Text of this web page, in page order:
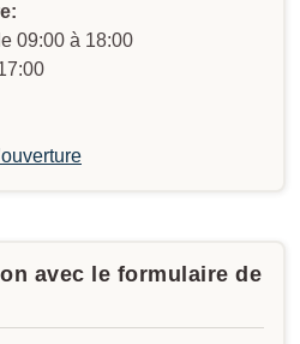
09:00 à 18:00
avec le formulaire de